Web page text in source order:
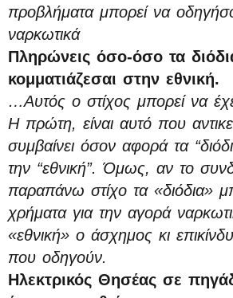
προβλήματα μπορεί να
ναρκωτικά
Πληρώνεις όσο-όσο τα
κομματιάζεσαι στην εθνική.
…Αυτός ο στίχος μπορεί να
Η πρώτη, είναι αυτό που
συμβαίνει όσον αφορά τα
την “εθνική”. Όμως, αν το
παραπάνω στίχο τα «διόδια»
χρήματα για την αγορά
«εθνική» ο άσχημος κι
που οδηγούν.
Ηλεκτρικός Θησέας σε